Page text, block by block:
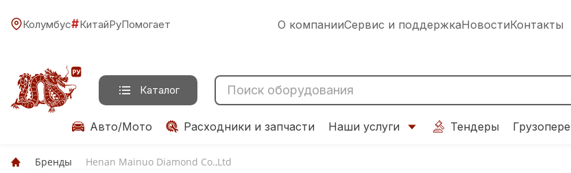
Колумбус#КитайРуПомогает О компанииСервис и поддержкаНовостиКонтакты
Каталог
Авто/Мото Расходники и запчасти Наши услуги Тендеры
Бренды Henan Mainuo Diamond Co.,Ltd